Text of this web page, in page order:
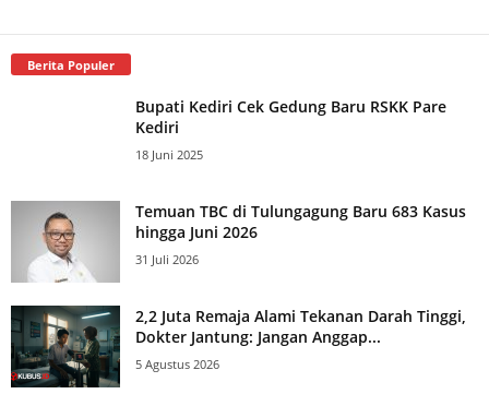
Berita Populer
Bupati Kediri Cek Gedung Baru RSKK Pare
Kediri
18 Juni 2025
Temuan TBC di Tulungagung Baru 683 Kasus
hingga Juni 2026
31 Juli 2026
2,2 Juta Remaja Alami Tekanan Darah Tinggi,
Dokter Jantung: Jangan Anggap...
5 Agustus 2026